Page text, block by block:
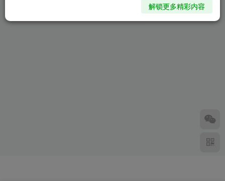
解锁更多精彩内容